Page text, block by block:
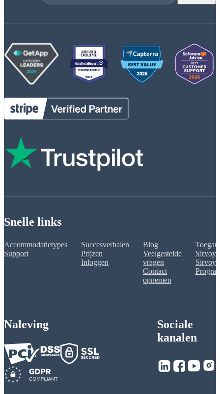
Snelle links
Accommodatietypes
Support
Succesverhalen
Prijzen
Inloggen
Blog
Veelgestelde
vragen
Contact
opnemen
Sirvoy
Sirvoy
Naleving
Sociale
kanalen